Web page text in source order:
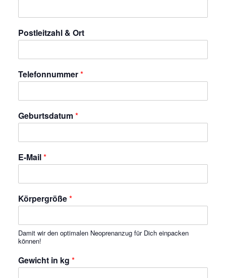
Postleitzahl & Ort
Telefonnummer*
Geburtsdatum*
E-Mail*
Körpergröße*
Damit wir den optimalen Neoprenanzug für Dich einpacken
können!
Gewicht in kg *